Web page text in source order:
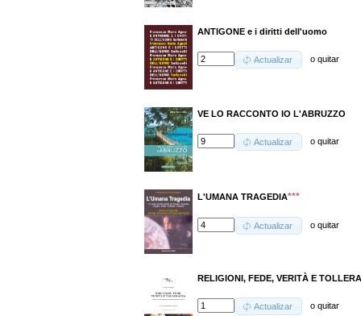
ANTIGONE e i diritti dell'uomo
Actualizar oquitar
VE LO RACCONTO IO L'ABRUZZO
Actualizar oquitar
L'UMANA TRAGEDIA***
Actualizar oquitar
RELIGIONI, FEDE, VERITÀ E
Actualizar oquitar